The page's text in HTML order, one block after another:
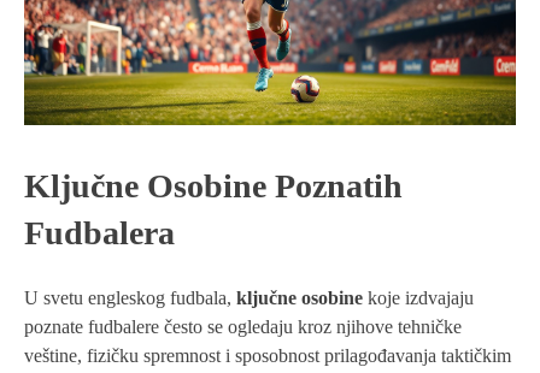
Ključne Osobine Poznatih
Fudbalera
U svetu engleskog fudbala, ključne osobine koje izdvajaju
poznate fudbalere često se ogledaju kroz njihove tehničke
veštine, fizičku spremnost i sposobnost prilagođavanja taktičkim